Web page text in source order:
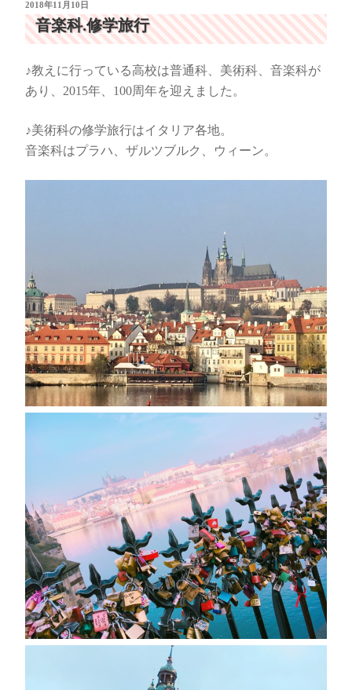
投
稿
日:
2018年11月10日
音楽科.修学旅行
♪教えに行っている高校は普通科、美術科、音楽科が
あり、2015年、100周年を迎えました。
♪美術科の修学旅行はイタリア各地。
音楽科はプラハ、ザルツブルク、ウィーン。